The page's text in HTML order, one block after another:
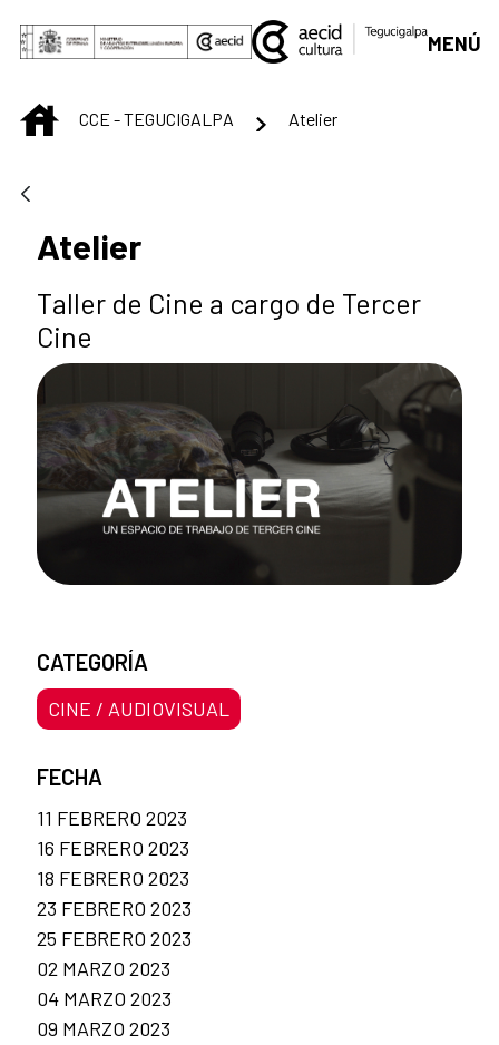
Saltar al contenido principal
MENÚ
INICIOCCE - TEGUCIGALPA Atelier
Atelier
Taller de Cine a cargo de Tercer
Cine
CATEGORÍA
CINE / AUDIOVISUAL
FECHA
11 FEBRERO 2023
16 FEBRERO 2023
18 FEBRERO 2023
23 FEBRERO 2023
25 FEBRERO 2023
02 MARZO 2023
04 MARZO 2023
09 MARZO 2023